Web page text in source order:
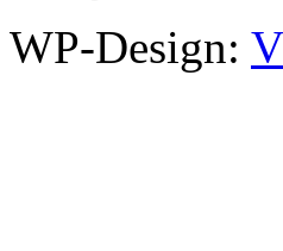
WP-Design: